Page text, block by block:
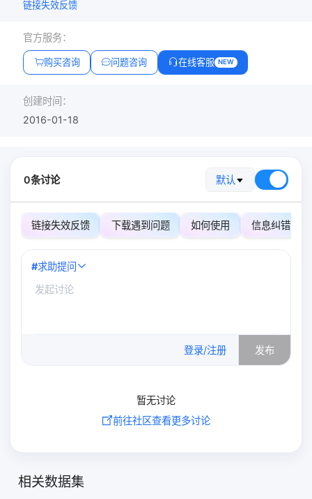
链接失效反馈
官方服务：
购买咨询 问题咨询 在线客服 NEW
创建时间：
2016-01-18
0条讨论 默认
链接失效反馈 下载遇到问题 如何使用 信息纠错
#求助提问
登录/注册 发布
暂无讨论
前往社区查看更多讨论
相关数据集